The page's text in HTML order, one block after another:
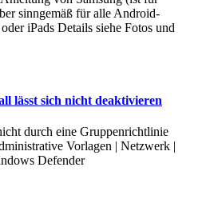
sinngemäß für alle Android-
iPads Details siehe Fotos und
lässt sich nicht deaktivieren
durch eine Gruppenrichtlinie
Vorlagen | Netzwerk |
Defender